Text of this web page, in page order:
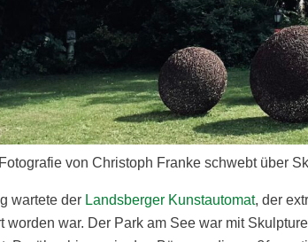
von Christoph Franke schwebt über
wartete der Landsberger Kunstautomat, der
worden war. Der Park am See war mit